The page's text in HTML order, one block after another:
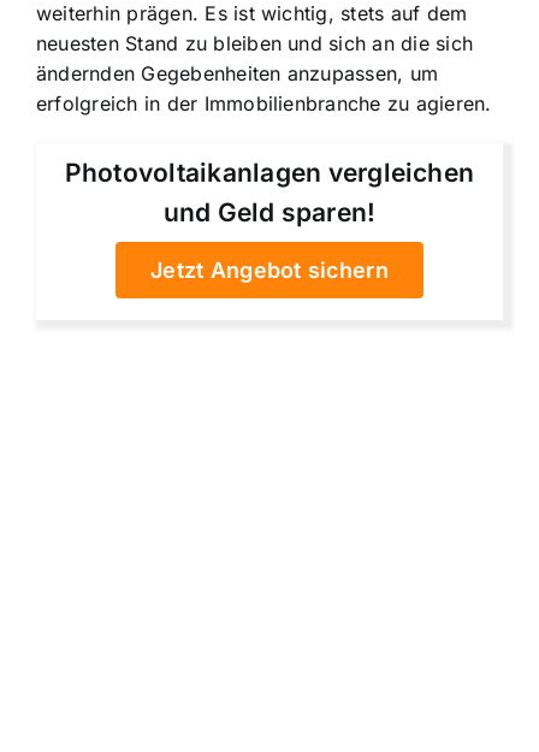
weiterhin prägen. Es ist wichtig, stets auf dem
neuesten Stand zu bleiben und sich an die sich
ändernden Gegebenheiten anzupassen, um
erfolgreich in der Immobilienbranche zu agieren.
Photovoltaikanlagen vergleichen
und Geld sparen!
Jetzt Angebot sichern